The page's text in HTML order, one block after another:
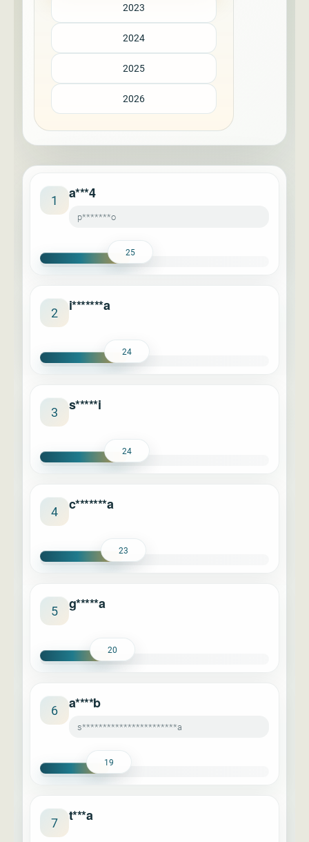
2023
2024
2025
2026
1 a***4
p*******o
25
2 i*******a
24
3 s*****i
24
4 c*******a
23
5 g*****a
20
6 a****b
s***********************a
19
7 t***a